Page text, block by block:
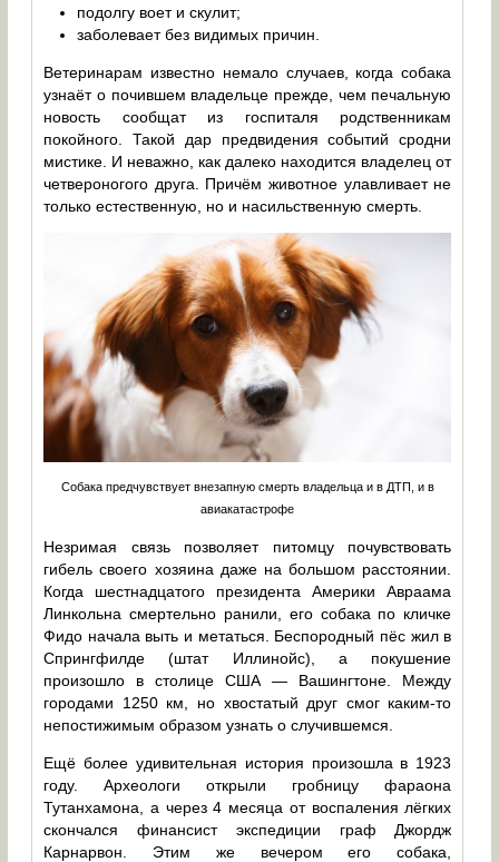
подолгу воет и скулит;
заболевает без видимых причин.
Ветеринарам известно немало случаев, когда собака
узнаёт о почившем владельце прежде, чем печальную
новость сообщат из госпиталя родственникам
покойного. Такой дар предвидения событий сродни
мистике. И неважно, как далеко находится владелец от
четвероногого друга. Причём животное улавливает не
только естественную, но и насильственную смерть.
Собака предчувствует внезапную смерть владельца и в ДТП, и в
авиакатастрофе
Незримая связь позволяет питомцу почувствовать
гибель своего хозяина даже на большом расстоянии.
Когда шестнадцатого президента Америки Авраама
Линкольна смертельно ранили, его собака по кличке
Фидо начала выть и метаться. Беспородный пёс жил в
Спрингфилде (штат Иллинойс), а покушение
произошло в столице США — Вашингтоне. Между
городами 1250 км, но хвостатый друг смог каким-то
непостижимым образом узнать о случившемся.
Ещё более удивительная история произошла в 1923
году. Археологи открыли гробницу фараона
Тутанхамона, а через 4 месяца от воспаления лёгких
скончался финансист экспедиции граф Джордж
Карнарвон. Этим же вечером его собака,